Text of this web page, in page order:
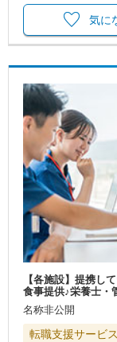
気に
【各施設】提携し
食事提供♪栄養士・
名称非公開
転職支援サービ